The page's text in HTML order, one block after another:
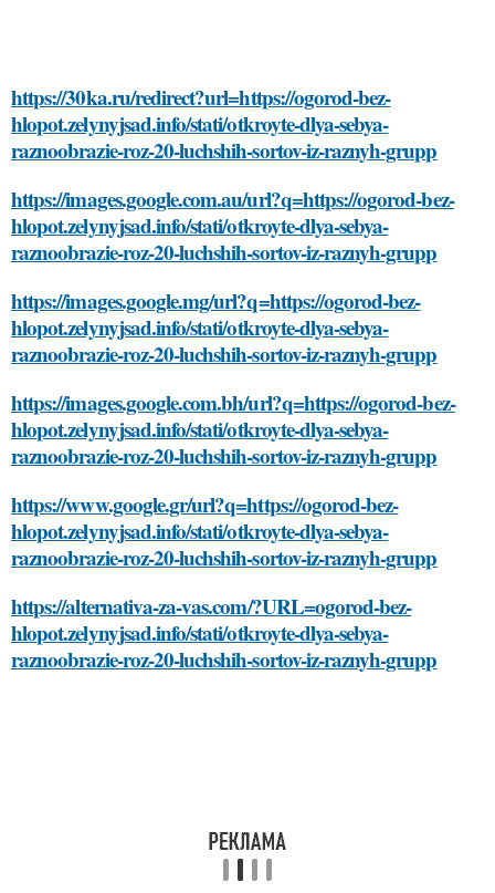
https://30ka.ru/redirect?url=https://ogorod-bez-
hlopot.zelynyjsad.info/stati/otkroyte-dlya-sebya-
raznoobrazie-roz-20-luchshih-sortov-iz-raznyh-grupp
https://images.google.com.au/url?q=https://ogorod-bez-
hlopot.zelynyjsad.info/stati/otkroyte-dlya-sebya-
raznoobrazie-roz-20-luchshih-sortov-iz-raznyh-grupp
https://images.google.mg/url?q=https://ogorod-bez-
hlopot.zelynyjsad.info/stati/otkroyte-dlya-sebya-
raznoobrazie-roz-20-luchshih-sortov-iz-raznyh-grupp
https://images.google.com.bh/url?q=https://ogorod-bez-
hlopot.zelynyjsad.info/stati/otkroyte-dlya-sebya-
raznoobrazie-roz-20-luchshih-sortov-iz-raznyh-grupp
https://www.google.gr/url?q=https://ogorod-bez-
hlopot.zelynyjsad.info/stati/otkroyte-dlya-sebya-
raznoobrazie-roz-20-luchshih-sortov-iz-raznyh-grupp
https://alternativa-za-vas.com/?URL=ogorod-bez-
hlopot.zelynyjsad.info/stati/otkroyte-dlya-sebya-
raznoobrazie-roz-20-luchshih-sortov-iz-raznyh-grupp